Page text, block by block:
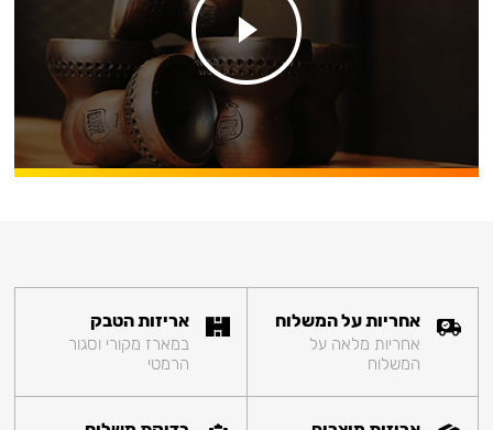
אחריות על המשלוח
אחריות מלאה על
המשלוח
אריזות הטבק
במארז מקורי וסגור
הרמטי